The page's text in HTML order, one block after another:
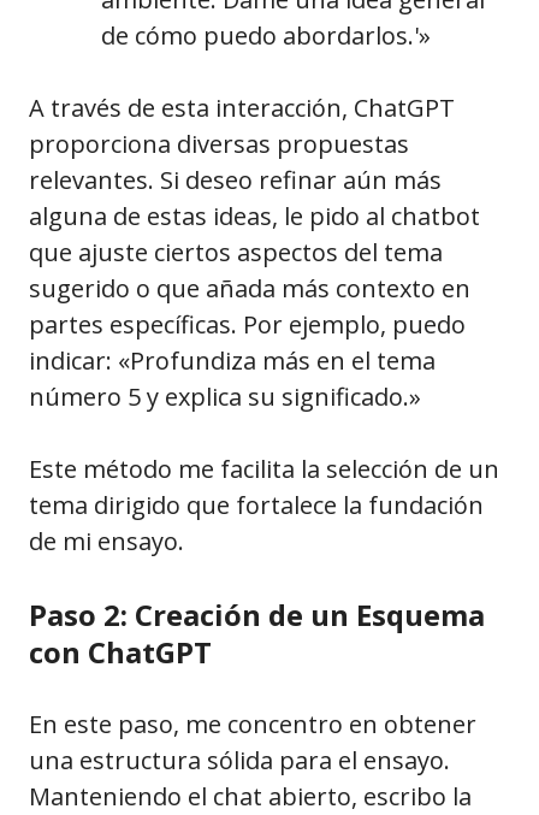
de cómo puedo abordarlos.'»
A través de esta interacción, ChatGPT
proporciona diversas propuestas
relevantes. Si deseo refinar aún más
alguna de estas ideas, le pido al chatbot
que ajuste ciertos aspectos del tema
sugerido o que añada más contexto en
partes específicas. Por ejemplo, puedo
indicar: «Profundiza más en el tema
número 5 y explica su significado.»
Este método me facilita la selección de un
tema dirigido que fortalece la fundación
de mi ensayo.
Paso 2: Creación de un Esquema
con ChatGPT
En este paso, me concentro en obtener
una estructura sólida para el ensayo.
Manteniendo el chat abierto, escribo la